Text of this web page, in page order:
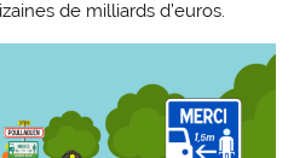
de milliards d’euros.